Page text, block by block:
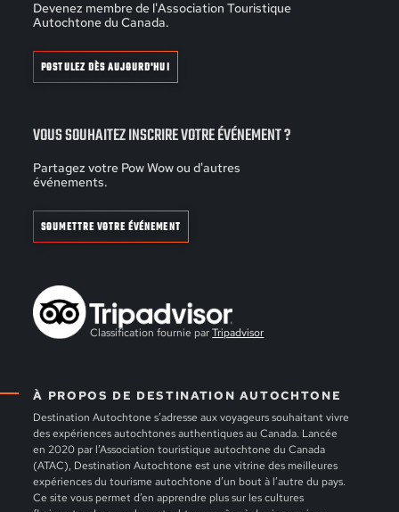
À PROPOS DE DESTINATION AUTOCHTONE
Destination Autochtone s’adresse aux voyageurs souhaitant vivre
des expériences autochtones authentiques au Canada. Lancée
en 2020 par l’Association touristique autochtone du Canada
(ATAC), Destination Autochtone est une vitrine des meilleures
expériences du tourisme autochtone d’un bout à l’autre du pays.
Ce site vous permet d’en apprendre plus sur les cultures
Devenez membre de l'Association Touristique
Autochtone du Canada.
POSTULEZ DÈS AUJOURD'HUI
VOUS SOUHAITEZ INSCRIRE VOTRE ÉVÉNEMENT ?
Partagez votre Pow Wow ou d'autres
événements.
SOUMETTRE VOTRE ÉVÉNEMENT
Classification fournie parTripadvisor